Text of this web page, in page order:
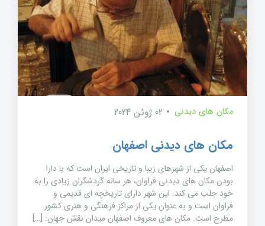
مکان های دیدنی 02 ژوئن 2024
مکان های دیدنی اصفهان
اصفهان یکی از شهرهای زیبا و تاریخی ایران است که با دارا
بودن مکان های دیدنی فراوان، هر ساله گردشگران زیادی را به
خود جلب می کند. این شهر دارای تاریخچه ای قدیمی و
فراوان است و به عنوان یکی از مراکز فرهنگی و هنری کشور
مطرح است. مکان های معروف اصفهان میدان نقش جهان: […]